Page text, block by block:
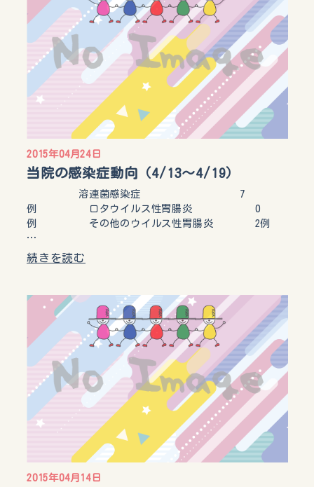
2015年04月24日
当院の感染症動向（4/13～4/19）
溶連菌感染症 7
例 ロタウイルス性胃腸炎 0
例 その他のウイルス性胃腸炎 2例
…
続きを読む
2015年04月14日